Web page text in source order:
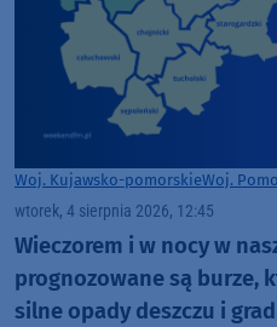
Woj. Kujawsko-pomorskieWoj.
wtorek, 4 sierpnia 2026, 12:45
Wieczorem i w nocy w
prognozowane są burze,
silne opady deszczu i grad